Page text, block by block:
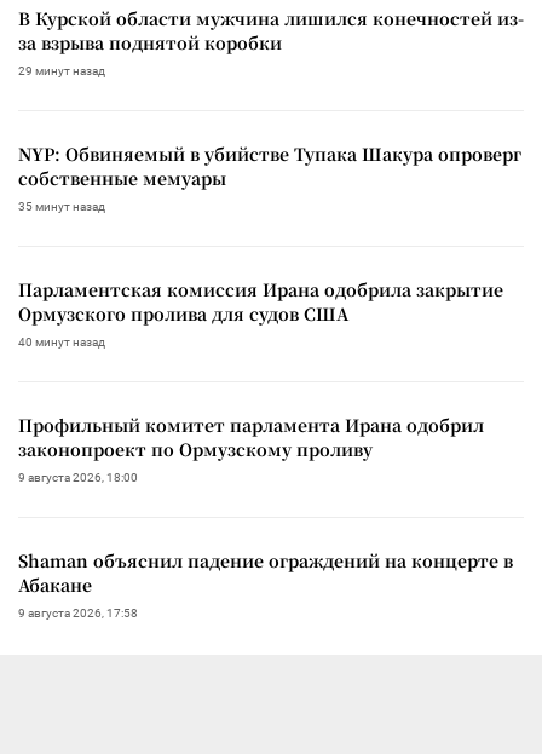
В Курской области мужчина лишился конечностей из-
за взрыва поднятой коробки
29 минут назад
NYP: Обвиняемый в убийстве Тупака Шакура опроверг
собственные мемуары
35 минут назад
Парламентская комиссия Ирана одобрила закрытие
Ормузского пролива для судов США
40 минут назад
Профильный комитет парламента Ирана одобрил
законопроект по Ормузскому проливу
9 августа 2026, 18:00
Shaman объяснил падение ограждений на концерте в
Абакане
9 августа 2026, 17:58